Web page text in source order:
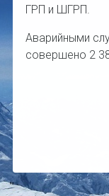
ГРП и ШГРП.
Аварийными
совершено 2